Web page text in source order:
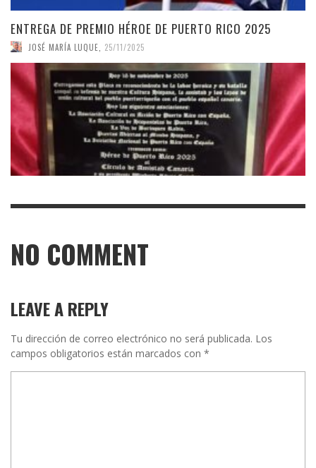
ENTREGA DE PREMIO HÉROE DE PUERTO RICO 2025
JOSÉ MARÍA LUQUE 25/11/2025
NO COMMENT
LEAVE A REPLY
Tu dirección de correo electrónico no será publicada. Los
campos obligatorios están marcados con *